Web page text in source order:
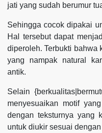
jati yang sudah berumur
Sehingga cocok dipakai
Hal tersebut dapat
diperoleh. Terbukti bahwa
yang nampak natural
antik.
Selain
menyesuaikan motif
dengan teksturnya yang
untuk diukir sesuai